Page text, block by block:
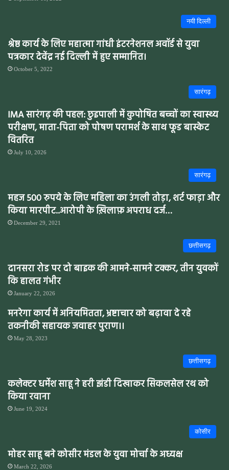
नयी दिल्ली
श्रेष्ठ कार्य के लिए महात्मा गांधी इंटरनेशनल अवॉर्ड से युवा
पत्रकार देवेंद्र नई दिल्ली में हुए सम्मानित।
October 5, 2022
सारंगढ़
IMA सारंगढ़ की पहल: छुइपाली में कुपोषित बच्चों का स्वास्थ्य
परीक्षण, माता-पिता को पोषण परामर्श के साथ फूड बास्केट
वितरित
July 10, 2026
सारंगढ़
महज 500 रुपये के लिए महिला का उंगली तोड़ा, शर्ट फाड़ा और
किया मारपीट..आरोपी के ख़िलाफ़ अपराध दर्ज…
December 29, 2021
छत्तीसगढ़
दानसरा रोड पर दो बाइक की आमने-सामने टक्कर, तीन युवकों
कि हालत गंभीर
January 22, 2026
मनरेगा कार्य में अनियमितता, भ्रष्टाचार को बढ़ावा दे रहे
तकनीकी सहायक जवाहर पुराण।।
May 28, 2023
छत्तीसगढ़
कलेक्टर धर्मेश साहू ने हरी झंडी दिखाकर सिकलसेल रथ को
किया रवाना
June 19, 2024
कोसीर
मोहर साहू बने कोसीर मंडल के युवा मोर्चा के अध्यक्ष
March 22, 2026